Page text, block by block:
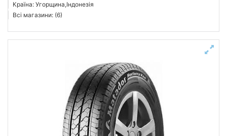
Країна: Угорщина,Індонезія
Всі магазини: (6)